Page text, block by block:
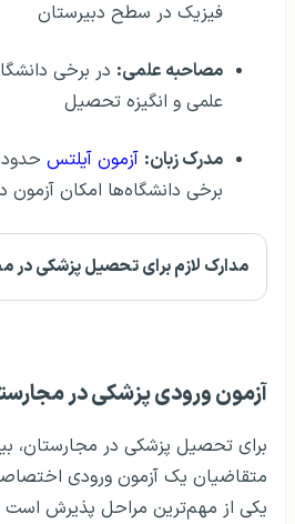
فیزیک در سطح دبیرستان
مصاحبه علمی: در برخی
علمی و انگیزه تحصیل
مدرک زبان: آزمون آیلتس حدود ۶ یا
برخی دانشگاه‌ها امکان آزمون
مدارک لازم برای تحصیل پزشکی در
آزمون ورودی پزشکی در
برای تحصیل پزشکی در مجارستان،
متقاضیان یک آزمون ورودی
یکی از مهم‌ترین مراحل پذیرش است